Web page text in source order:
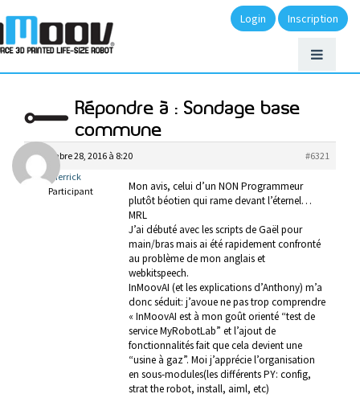
Login Inscription
Répondre à : Sondage base
commune
décembre 28, 2016 à 8:20
#6321
Pierrick
Participant
Mon avis, celui d’un NON Programmeur
plutôt béotien qui rame devant l’éternel…
MRL
J’ai débuté avec les scripts de Gaël pour
main/bras mais ai été rapidement confronté
au problème de mon anglais et
webkitspeech.
InMoovAI (et les explications d’Anthony) m’a
donc séduit: j’avoue ne pas trop comprendre
« InMoovAI est à mon goût orienté “test de
service MyRobotLab” et l’ajout de
fonctionnalités fait que cela devient une
“usine à gaz”. Moi j’apprécie l’organisation
en sous-modules(les différents PY: config,
strat the robot, install, aiml, etc)